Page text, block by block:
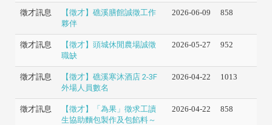
徵才訊息
【徵才】礁溪膳館誠徵工作
夥伴
2026-06-09 858
徵才訊息
【徵才】頭城休閒農場誠徵
職缺
2026-05-27 952
徵才訊息
【徵才】礁溪寒沐酒店 2-3F
外場人員數名
2026-04-22 1013
徵才訊息
【徵才】「為果」徵求工讀
生協助麵包製作及包餡料～
2026-04-22 858